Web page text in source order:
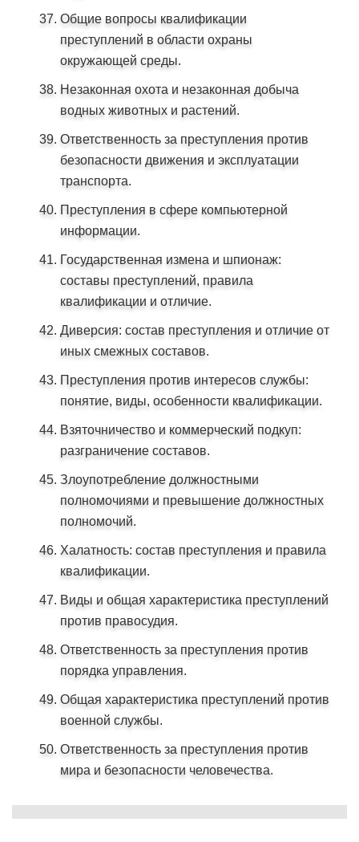
Общие вопросы квалификации
преступлений в области охраны
окружающей среды.
Незаконная охота и незаконная добыча
водных животных и растений.
Ответственность за преступления против
безопасности движения и эксплуатации
транспорта.
Преступления в сфере компьютерной
информации.
Государственная измена и шпионаж:
составы преступлений, правила
квалификации и отличие.
Диверсия: состав преступления и отличие от
иных смежных составов.
Преступления против интересов службы:
понятие, виды, особенности квалификации.
Взяточничество и коммерческий подкуп:
разграничение составов.
Злоупотребление должностными
полномочиями и превышение должностных
полномочий.
Халатность: состав преступления и правила
квалификации.
Виды и общая характеристика преступлений
против правосудия.
Ответственность за преступления против
порядка управления.
Общая характеристика преступлений против
военной службы.
Ответственность за преступления против
мира и безопасности человечества.